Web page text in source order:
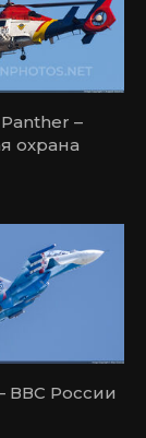
–
охрана
ВВС России